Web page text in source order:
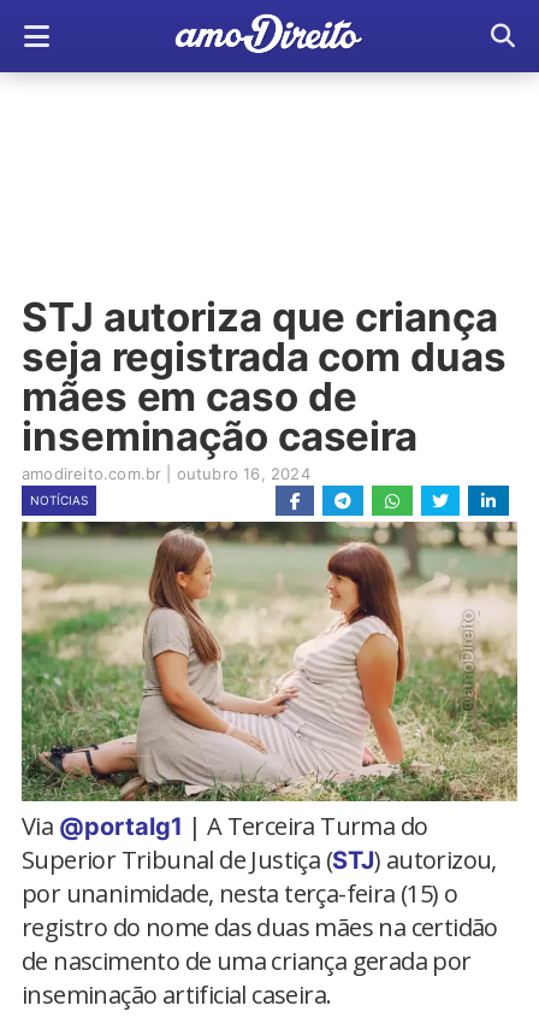
STJ autoriza que criança
seja registrada com duas
mães em caso de
inseminação caseira
amodireito.com.br outubro 16, 2024
NOTÍCIAS
Via @portalg1 | A Terceira Turma do
Superior Tribunal de Justiça (STJ) autorizou,
por unanimidade, nesta terça-feira (15) o
registro do nome das duas mães na certidão
de nascimento de uma criança gerada por
inseminação artificial caseira.